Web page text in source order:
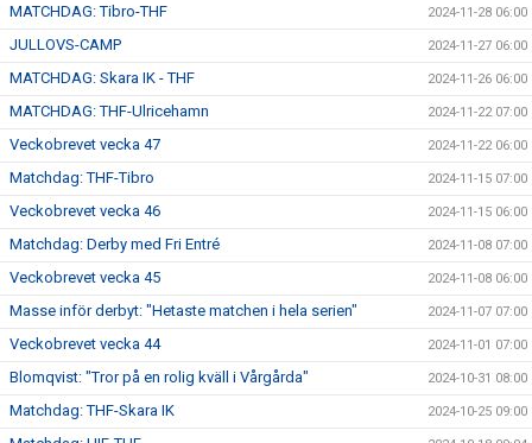
MATCHDAG: Tibro-THF 2024-11-28 06:00
JULLOVS-CAMP 2024-11-27 06:00
MATCHDAG: Skara IK - THF 2024-11-26 06:00
MATCHDAG: THF-Ulricehamn 2024-11-22 07:00
Veckobrevet vecka 47 2024-11-22 06:00
Matchdag: THF-Tibro 2024-11-15 07:00
Veckobrevet vecka 46 2024-11-15 06:00
Matchdag: Derby med Fri Entré 2024-11-08 07:00
Veckobrevet vecka 45 2024-11-08 06:00
Masse inför derbyt: "Hetaste matchen i hela serien" 2024-11-07 07:00
Veckobrevet vecka 44 2024-11-01 07:00
Blomqvist: "Tror på en rolig kväll i Vårgårda" 2024-10-31 08:00
Matchdag: THF-Skara IK 2024-10-25 09:00